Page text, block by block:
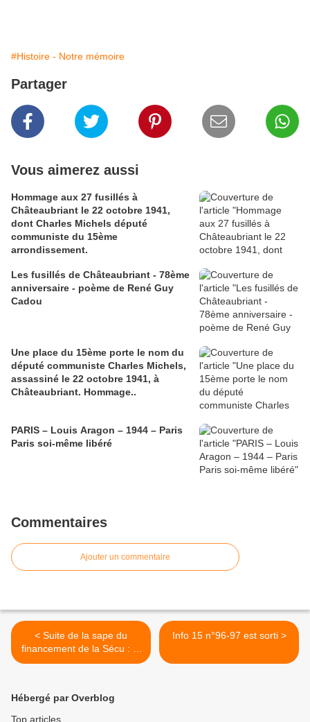
#Histoire - Notre mémoire
Partager
Vous aimerez aussi
Hommage aux 27 fusillés à
Châteaubriant le 22 octobre 1941,
dont Charles Michels député
communiste du 15ème
arrondissement.
Les fusillés de Châteaubriant - 78ème
anniversaire - poème de René Guy
Cadou
Une place du 15ème porte le nom du
député communiste Charles Michels,
assassiné le 22 octobre 1941, à
Châteaubriant. Hommage..
PARIS – Louis Aragon – 1944 – Paris
Paris soi-même libéré
Commentaires
Ajouter un commentaire
< Suite de la sape du
financement de la Sécu : le
Conseil constitutionnel, la
durable !
Info 15 n°96-97 est sorti >
Hébergé par Overblog
Top articles